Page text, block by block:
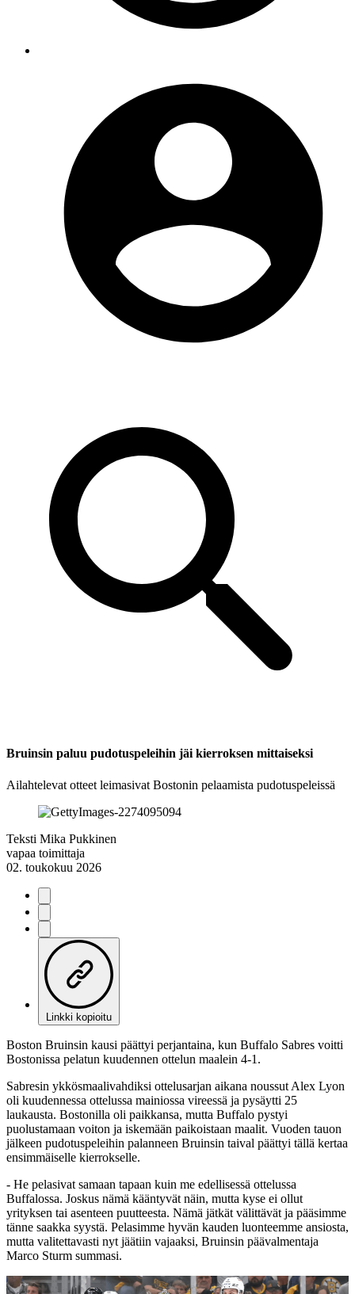
Bruinsin paluu pudotuspeleihin jäi kierroksen mittaiseksi
Ailahtelevat otteet leimasivat Bostonin pelaamista pudotuspeleissä
Teksti Mika Pukkinen
vapaa toimittaja
02. toukokuu 2026
Linkki kopioitu
Boston Bruinsin kausi päättyi perjantaina, kun Buffalo Sabres voitti
Bostonissa pelatun kuudennen ottelun maalein 4-1.
Sabresin ykkösmaalivahdiksi ottelusarjan aikana noussut Alex Lyon
oli kuudennessa ottelussa mainiossa vireessä ja pysäytti 25
laukausta. Bostonilla oli paikkansa, mutta Buffalo pystyi
puolustamaan voiton ja iskemään paikoistaan maalit. Vuoden tauon
jälkeen pudotuspeleihin palanneen Bruinsin taival päättyi tällä kertaa
ensimmäiselle kierrokselle.
- He pelasivat samaan tapaan kuin me edellisessä ottelussa
Buffalossa. Joskus nämä kääntyvät näin, mutta kyse ei ollut
yrityksen tai asenteen puutteesta. Nämä jätkät välittävät ja pääsimme
tänne saakka syystä. Pelasimme hyvän kauden luonteemme ansiosta,
mutta valitettavasti nyt jäätiin vajaaksi, Bruinsin päävalmentaja
Marco Sturm summasi.